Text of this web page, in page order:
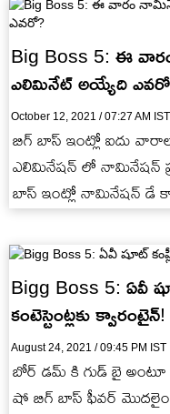
Big Boss 5: ఈ
ఎలిమినేట్ అయ్యేది
October 12, 2021 / 07:27 AM IST
బిగ్ బాస్ ఇంట్లో ఐదు
ఎలిమినేషన్ లో నామినేషన్
బాస్ ఇంట్లో నామినేషన్ డే
Bigg Boss 5: ఏవీ
కంటెస్టెంట్లకు క్వారంటైన్!
August 24, 2021 / 09:45 PM IST
బోర్ డమ్ కి గుడ్ బై
షో బిగ్ బాస్ ఫీవర్